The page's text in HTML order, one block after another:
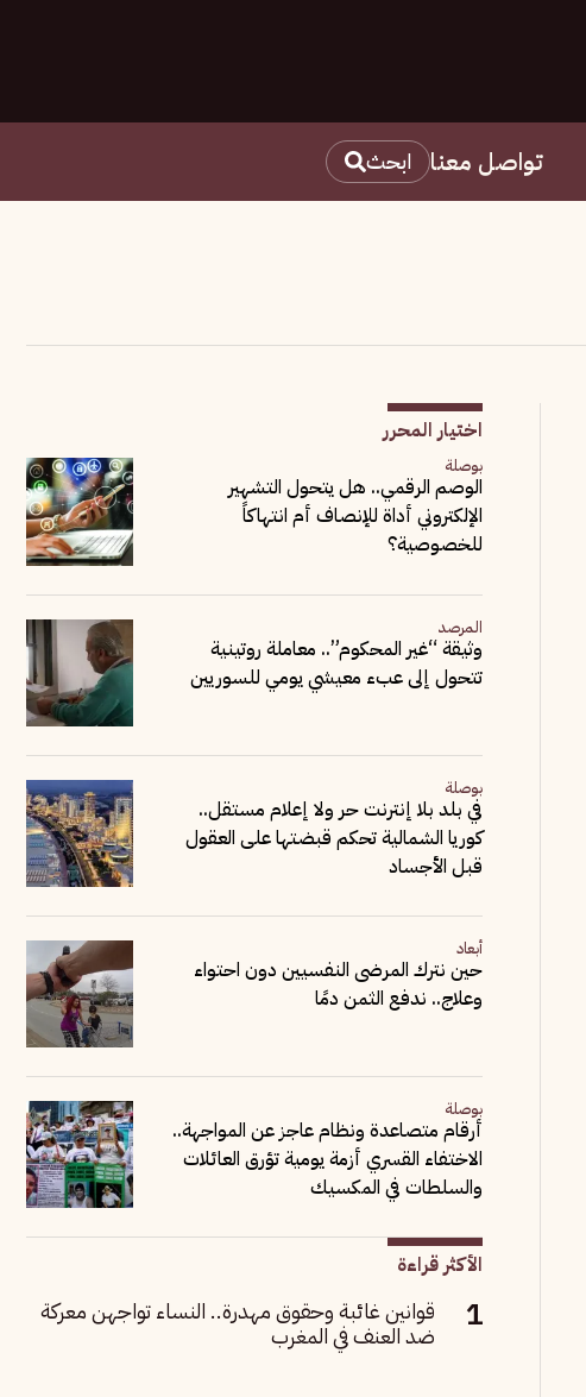
تواصل معنا ابحث
اختيار المحرر
بوصلة
الوصم الرقمي.. هل يتحول التشهير
الإلكتروني أداة للإنصاف أم انتهاكاً
للخصوصية؟
المرصد
وثيقة “غير المحكوم”.. معاملة روتينية
تتحول إلى عبء معيشي يومي للسوريين
بوصلة
في بلد بلا إنترنت حر ولا إعلام مستقل..
كوريا الشمالية تحكم قبضتها على العقول
قبل الأجساد
أبعاد
حين نترك المرضى النفسيين دون احتواء
وعلاج.. ندفع الثمن دمًا
بوصلة
أرقام متصاعدة ونظام عاجز عن المواجهة..
الاختفاء القسري أزمة يومية تؤرق العائلات
والسلطات في المكسيك
الأكثر قراءة
قوانين غائبة وحقوق مهدرة.. النساء تواجهن معركة
ضد العنف في المغرب